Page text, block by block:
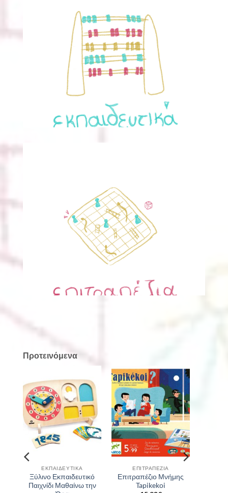
Προτεινόμενα
ΕΚΠΑΙΔΕΥΤΙΚΆ
Ξύλινο Εκπαιδευτικό
Παιχνίδι Μαθαίνω την
ΕΠΙΤΡΑΠΈΖΙΑ
Επιτραπέζιο Μνήμης
Tapikekoi